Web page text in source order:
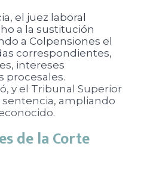
el juez laboral
a la sustitución
a Colpensiones el
correspondientes,
intereses
procesales.
y el Tribunal Superior
ampliando
de la Corte